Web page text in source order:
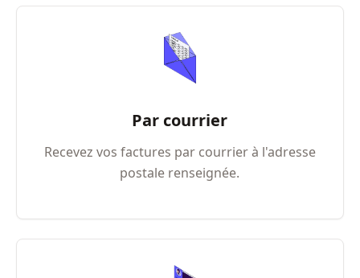
Par courrier
Recevez vos factures par courrier à l'adresse
postale renseignée.